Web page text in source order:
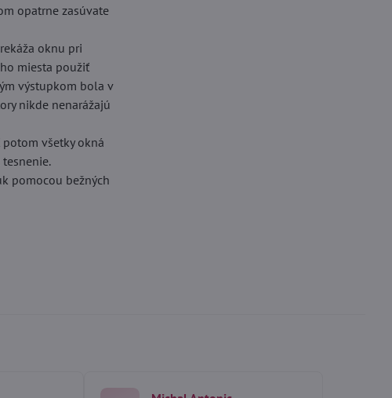
opatrne zasúvate
oknu pri
miesta použiť
výstupkom bola v
nikde nenarážajú
všetky okná
pomocou bežných